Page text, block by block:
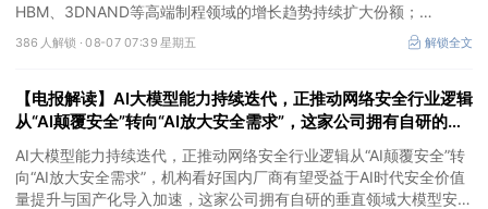
HBM、3DNAND等高端制程领域的增长趋势持续扩大份额；
②华为+高速连接器，这家公司是深耕连接器国产核心骨干，高速互
联产品已对接导入国内头部AI服务器厂商，深度绑定华为供应链。
386 人解锁 ·08-07 07:39 星期五 解锁全文
【电报解读】AI大模型能力持续迭代，正推动网络安全行业逻辑
从“AI颠覆安全”转向“AI放大安全需求”，这家公司拥有自研的垂
直领域大模型安全GPT
AI大模型能力持续迭代，正推动网络安全行业逻辑从“AI颠覆安全”转
向“AI放大安全需求”，机构看好国内厂商有望受益于AI时代安全价值
量提升与国产化导入加速，这家公司拥有自研的垂直领域大模型安全